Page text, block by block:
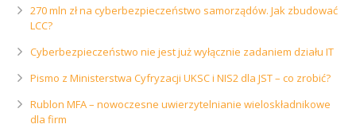
270 mln zł na cyberbezpieczeństwo samorządów. Jak zbudować
LCC?
Cyberbezpieczeństwo nie jest już wyłącznie zadaniem działu IT
Pismo z Ministerstwa Cyfryzacji UKSC i NIS2 dla JST – co zrobić?
Rublon MFA – nowoczesne uwierzytelnianie wieloskładnikowe
dla firm